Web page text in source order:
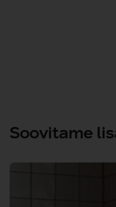
Soovitame